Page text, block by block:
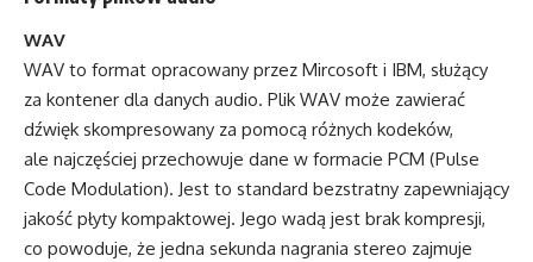
WAV
WAV to format opracowany przez Mircosoft i IBM, służący
za kontener dla danych audio. Plik WAV może zawierać
dźwięk skompresowany za pomocą różnych kodeków,
ale najczęściej przechowuje dane w formacie PCM (Pulse
Code Modulation). Jest to standard bezstratny zapewniający
jakość płyty kompaktowej. Jego wadą jest brak kompresji,
co powoduje, że jedna sekunda nagrania stereo zajmuje